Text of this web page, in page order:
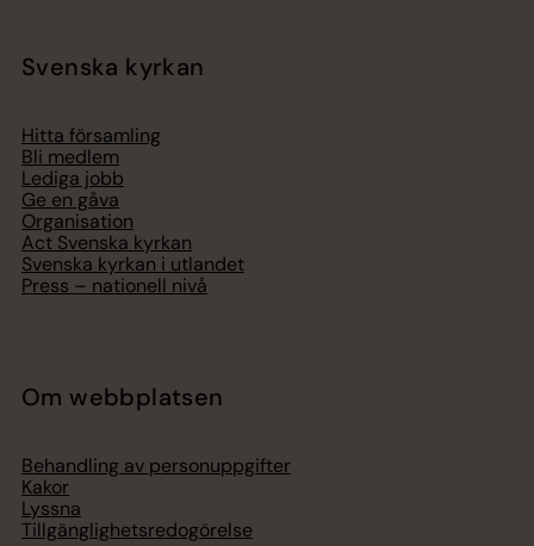
Svenska kyrkan
Hitta församling
Bli medlem
Lediga jobb
Ge en gåva
Organisation
Act Svenska kyrkan
Svenska kyrkan i utlandet
Press – nationell nivå
Om webbplatsen
Behandling av personuppgifter
Kakor
Lyssna
Tillgänglighetsredogörelse